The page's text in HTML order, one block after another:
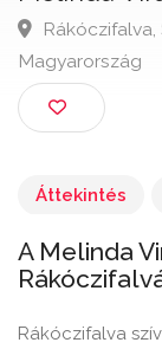
Melinda
Magyarország
Áttekintés
A Melinda
Rákóczifalva